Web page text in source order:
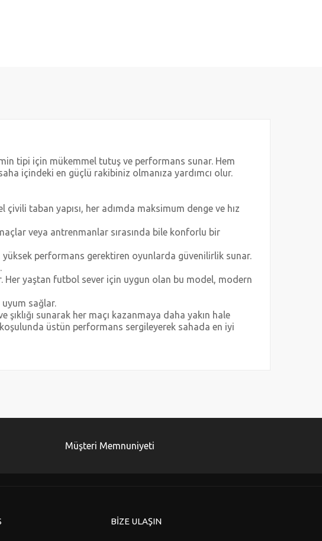
tipi için mükemmel tutuş ve performans sunar. Hem
içindeki en güçlü rakibiniz olmanıza yardımcı olur.
taban yapısı, her adımda maksimum denge ve hız
veya antrenmanlar sırasında bile konforlu bir
yüksek performans gerektiren oyunlarda güvenilirlik sunar.
Her yaştan futbol sever için uygun olan bu model, modern
uyum sağlar.
sunarak her maçı kazanmaya daha yakın hale
üstün performans sergileyerek sahada en iyi
Müşteri Memnuniyeti
BİZE ULAŞIN